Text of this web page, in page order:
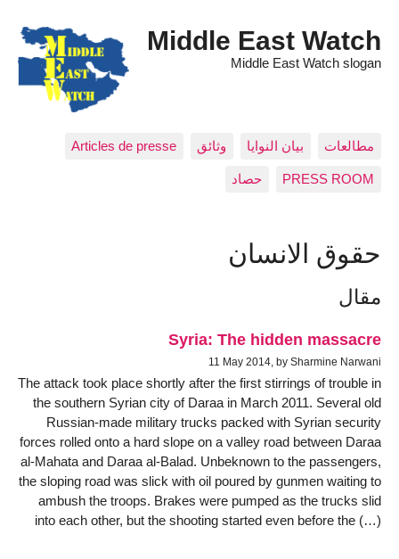
Middle East Watch
Middle East Watch slogan
مطالعات بيان النوايا وثائق Articles de presse
PRESS ROOM حصاد
حقوق الانسان
مقال
Syria: The hidden massacre
11 May 2014, by Sharmine Narwani
The attack took place shortly after the first stirrings of trouble in
the southern Syrian city of Daraa in March 2011. Several old
Russian-made military trucks packed with Syrian security
forces rolled onto a hard slope on a valley road between Daraa
al-Mahata and Daraa al-Balad. Unbeknown to the passengers,
the sloping road was slick with oil poured by gunmen waiting to
ambush the troops. Brakes were pumped as the trucks slid
into each other, but the shooting started even before the (…)